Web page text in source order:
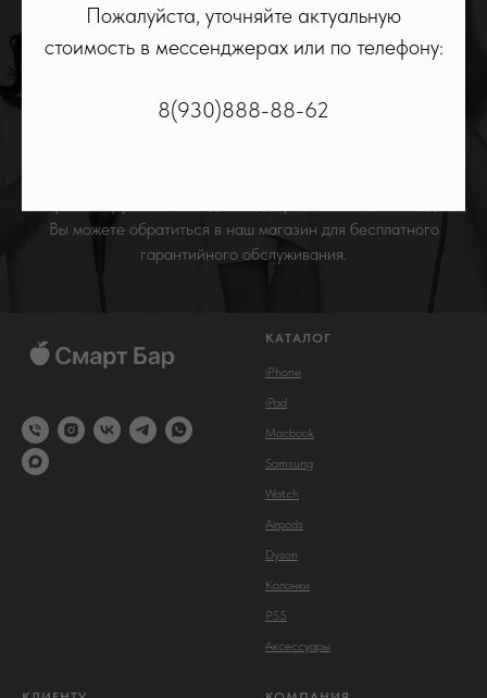
Активное шумоподавление
для иммерсивного звука.
ГАРАНТИЯ 1 ГОД
ОТ НАШЕГО
МАГАЗИНА.
Вы можете обратиться в наш магазин для бесплатного
гарантийного обслуживания.
КАТАЛОГ
iPhone
iPad
Macbook
Samsung
Watch
Airpods
Dyson
Колонки
PS5
Аксессуары
Пожалуйста, уточняйте актуальную
стоимость в мессенджерах или по телефону:
8(930)888-88-62